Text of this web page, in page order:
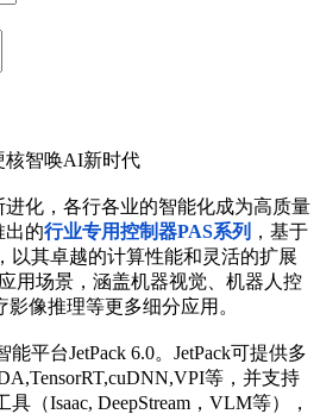
核智唤AI新时代
化，各行各业的智能化成为高质量
出的行业专用控制器PAS系列 ，基于
以其卓越的计算性能和灵活的扩展
用场景，涵盖机器视觉、机器人控
影像推理等更多细分应用。
平台JetPack 6.0。JetPack可提供多
等，并支持
（Isaac, DeepStream，VLM等），